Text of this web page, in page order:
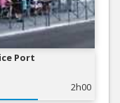
Port
2h00